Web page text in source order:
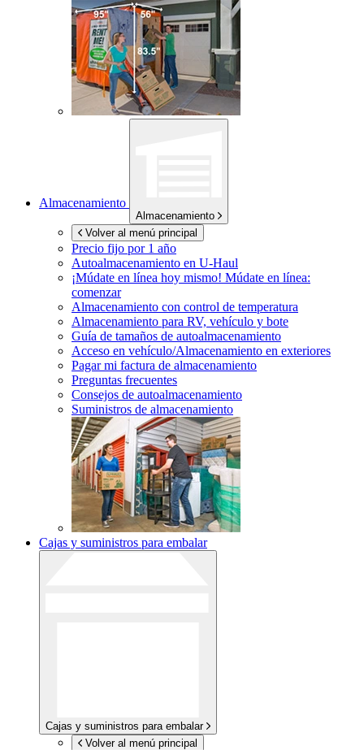
Almacenamiento
Almacenamiento
Volver al menú principal
Precio fijo por 1 año
Autoalmacenamiento en U-Haul
¡Múdate en línea hoy mismo! Múdate en línea:
comenzar
Almacenamiento con control de temperatura
Almacenamiento para RV, vehículo y bote
Guía de tamaños de autoalmacenamiento
Acceso en vehículo/Almacenamiento en exteriores
Pagar mi factura de almacenamiento
Preguntas frecuentes
Consejos de autoalmacenamiento
Suministros de almacenamiento
Cajas y suministros para embalar
Cajas y suministros para embalar
Volver al menú principal